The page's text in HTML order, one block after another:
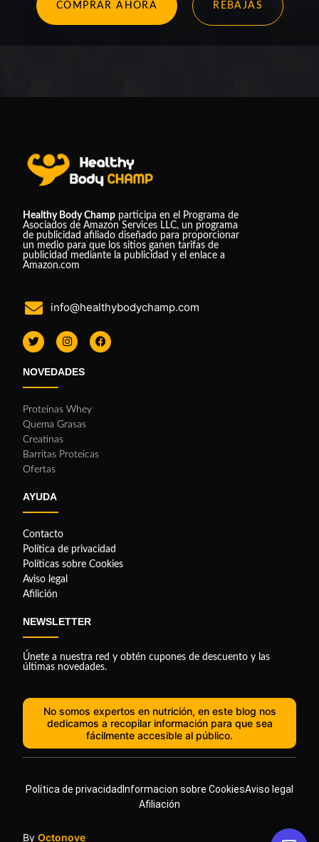
COMPRAR AHORA REBAJAS
Healthy Body Champ participa en el Programa de
Asociados de Amazon Services LLC, un programa
de publicidad afiliado diseñado para proporcionar
un medio para que los sitios ganen tarifas de
publicidad mediante la publicidad y el enlace a
Amazon.com
info@healthybodychamp.com
NOVEDADES
Proteínas Whey
Quema Grasas
Creatinas
Barritas Proteicas
Ofertas
AYUDA
Contacto
Política de privacidad
Políticas sobre Cookies
Aviso legal
Afilición
NEWSLETTER
Únete a nuestra red y obtén cupones de descuento y las
últimas novedades.
No somos expertos en nutrición, en este blog nos
dedicamos a recopilar información para que sea
fácilmente accesible al público.
By Octonove
Política de privacidad Informacion sobre CookiesAviso legal
Afiliación